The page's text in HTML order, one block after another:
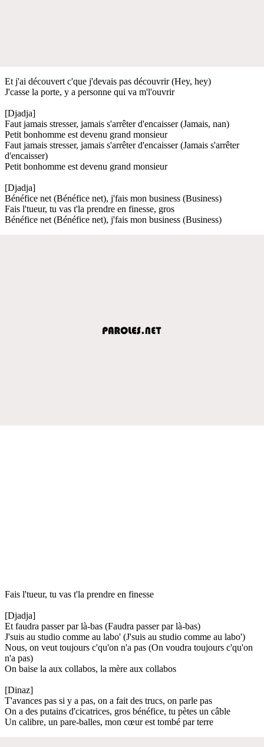
Et j'ai découvert c'que j'devais pas découvrir (Hey, hey)
J'casse la porte, y a personne qui va m'l'ouvrir
[Djadja]
Faut jamais stresser, jamais s'arrêter d'encaisser (Jamais, nan)
Petit bonhomme est devenu grand monsieur
Faut jamais stresser, jamais s'arrêter d'encaisser (Jamais s'arrêter
d'encaisser)
Petit bonhomme est devenu grand monsieur
[Djadja]
Bénéfice net (Bénéfice net), j'fais mon business (Business)
Fais l'tueur, tu vas t'la prendre en finesse, gros
Bénéfice net (Bénéfice net), j'fais mon business (Business)
Fais l'tueur, tu vas t'la prendre en finesse
[Djadja]
Et faudra passer par là-bas (Faudra passer par là-bas)
J'suis au studio comme au labo' (J'suis au studio comme au labo')
Nous, on veut toujours c'qu'on n'a pas (On voudra toujours c'qu'on
n'a pas)
On baise la aux collabos, la mère aux collabos
[Dinaz]
T'avances pas si y a pas, on a fait des trucs, on parle pas
On a des putains d'cicatrices, gros bénéfice, tu pètes un câble
Un calibre, un pare-balles, mon cœur est tombé par terre